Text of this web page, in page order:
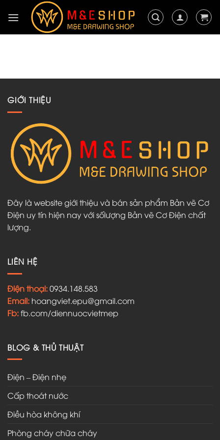
đến
GIỚI THIỆU
Đây là website giới thiệu và bán sản phẩm Bản vẽ Cơ
Điện uy tín hiện nay với sốlượng Bản vẽ Cơ Điện chất
lượng.
LIÊN HỆ
Điện thoại:0934.148.583
Email: hoangviet.epu@gmail.com
Fb:fb.com/diennuocvietmep
BLOG & THỦ THUẬT
Điện – Điện nhẹ
Cấp thoát nước
Điều hòa không khí
Phòng cháy chữa cháy